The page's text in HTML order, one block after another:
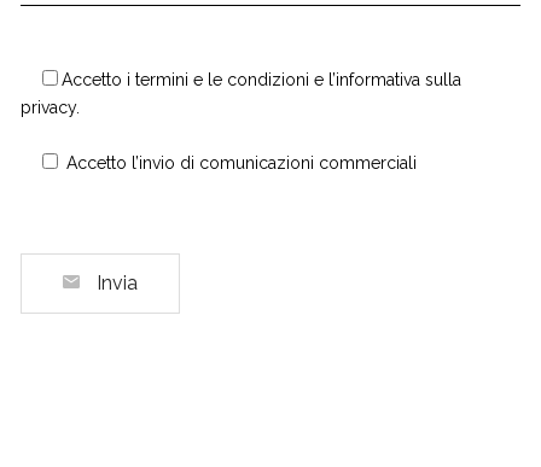
Accetto i termini e le condizioni e l’informativa sulla
privacy.
Accetto l’invio di comunicazioni commerciali
Invia